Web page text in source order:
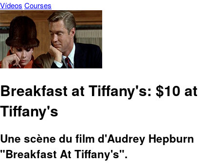
Vídeos Courses
Breakfast at Tiffany's: $10 at
Tiffany's
Une scène du film d'Audrey Hepburn
"Breakfast At Tiffany's".